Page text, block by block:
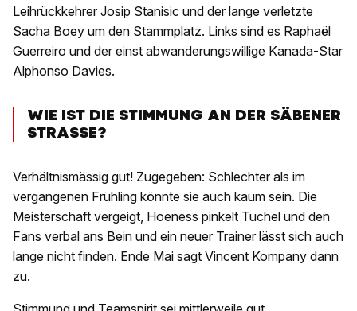
Leihrückkehrer Josip Stanisic und der lange verletzte
Sacha Boey um den Stammplatz. Links sind es Raphaël
Guerreiro und der einst abwanderungswillige Kanada-Star
Alphonso Davies.
WIE IST DIE STIMMUNG AN DER SÄBENER
STRASSE?
Verhältnismässig gut! Zugegeben: Schlechter als im
vergangenen Frühling könnte sie auch kaum sein. Die
Meisterschaft vergeigt, Hoeness pinkelt Tuchel und den
Fans verbal ans Bein und ein neuer Trainer lässt sich auch
lange nicht finden. Ende Mai sagt Vincent Kompany dann
zu.